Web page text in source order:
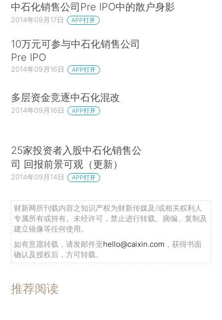
中石化销售公司Pre IPO中的散户身影
2014年09月17日 APP打开
10万元可参与中石化销售公司
Pre IPO
2014年09月16日 APP打开
多层资金竞逐中石化混改
2014年09月16日 APP打开
25家投资者入股中石化销售公
司 回报前景可观（更新）
2014年09月14日 APP打开
财新网所刊载内容之知识产权为财新传媒及/或相关权利人
专属所有或持有。未经许可，禁止进行转载、摘编、复制及
建立镜像等任何使用。
如有意愿转载，请发邮件至hello@caixin.com ，获得书面
确认及授权后，方可转载。
推荐阅读